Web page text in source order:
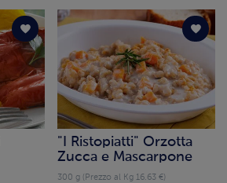
"I Ristopiatti" Orzotta
Zucca e Mascarpone
300 g (Prezzo al Kg 16.63 €)